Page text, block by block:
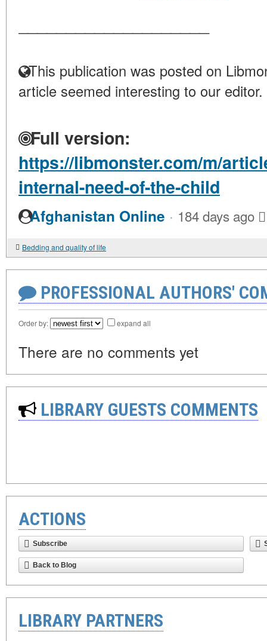
This publication was posted on
article seemed interesting to our editor.
Full version:
https://libmonster.com/m/
internal-need-of-the-child
Afghanistan Online · 184 days ago
Bedding and quality of life
PROFESSIONAL AUTHORS'
Order by: expand all
There are no comments yet
LIBRARY GUESTS COMMENTS
ACTIONS
Subscribe
Back to Blog
LIBRARY PARTNERS